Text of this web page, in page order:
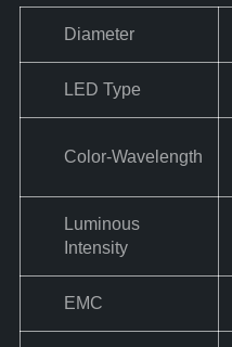
Diameter
LED Type
Color-Wavelength
Luminous
Intensity
EMC